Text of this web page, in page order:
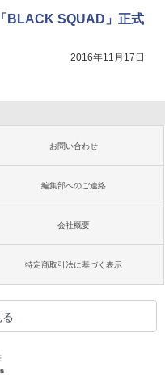
BLACK SQUAD」正式
2016年11月17日
お問い合わせ
編集部へのご連絡
会社概要
特定商取引法に基づく表示